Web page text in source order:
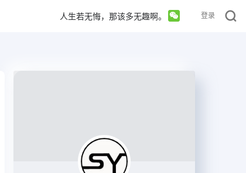
人生若无悔，那该多无趣啊。 登录